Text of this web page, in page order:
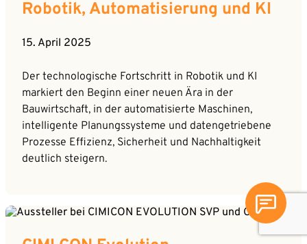
Robotik, Automatisierung und KI
15. April 2025
Der technologische Fortschritt in Robotik und KI
markiert den Beginn einer neuen Ära in der
Bauwirtschaft, in der automatisierte Maschinen,
intelligente Planungssysteme und datengetriebene
Prozesse Effizienz, Sicherheit und Nachhaltigkeit
deutlich steigern.